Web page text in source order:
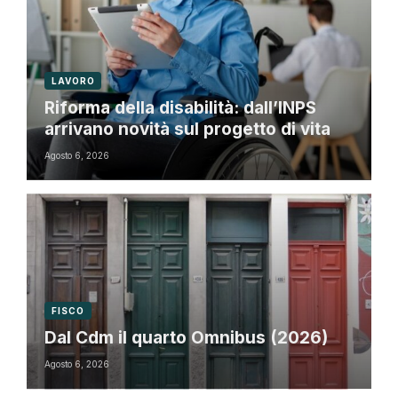
LAVORO
Riforma della disabilità: dall’INPS
arrivano novità sul progetto di vita
Agosto 6, 2026
FISCO
Dal Cdm il quarto Omnibus (2026)
Agosto 6, 2026